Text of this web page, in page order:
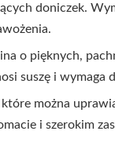
doniczek.
o pięknych,
suszę i wymaga
które można
i szerokim